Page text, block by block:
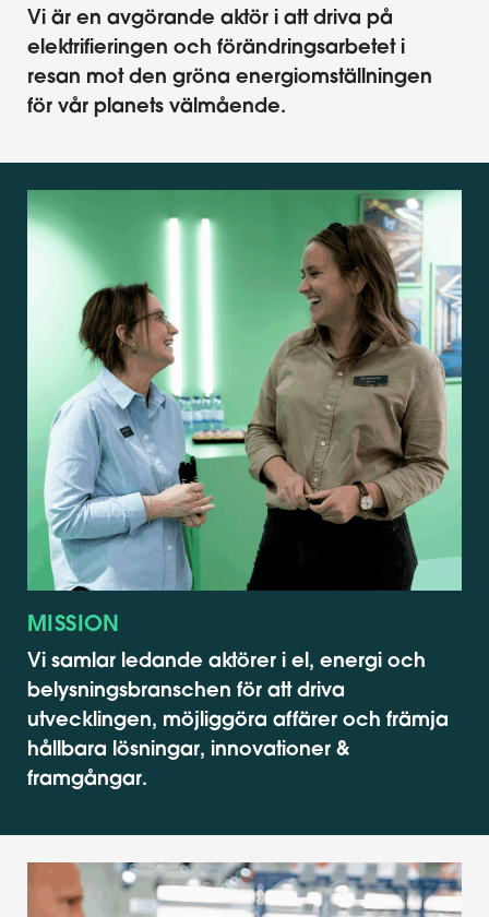
Vi är en avgörande aktör i att driva på
elektrifieringen och förändringsarbetet i
resan mot den gröna energiomställningen
för vår planets välmående.
MISSION
Vi samlar ledande aktörer i el, energi och
belysningsbranschen för att driva
utvecklingen, möjliggöra affärer och främja
hållbara lösningar, innovationer &
framgångar.